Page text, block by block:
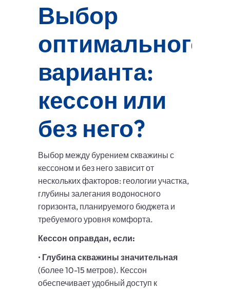
Выбор
оптимального
варианта:
кессон или
без него?
Выбор между бурением скважины с
кессоном и без него зависит от
нескольких факторов: геологии участка,
глубины залегания водоносного
горизонта, планируемого бюджета и
требуемого уровня комфорта.
Кессон оправдан, если:
• Глубина скважины значительная
(более 10-15 метров). Кессон
обеспечивает удобный доступ к